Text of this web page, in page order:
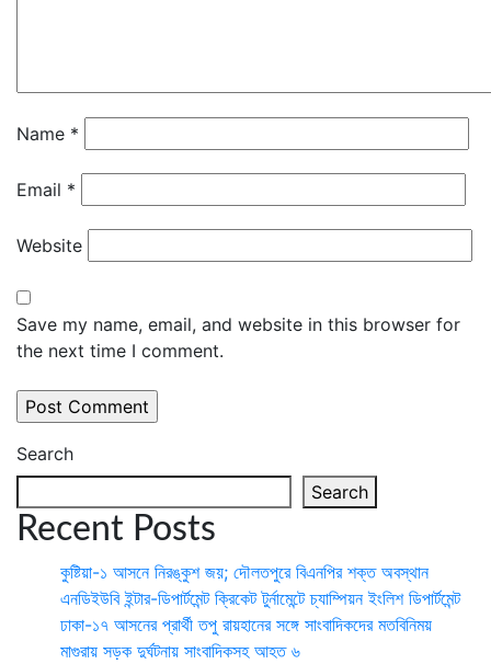
Name *
Email *
Website
Save my name, email, and website in this browser for
the next time I comment.
Search
Search
Recent Posts
কুষ্টিয়া-১ আসনে নিরঙ্কুশ জয়; দৌলতপুরে বিএনপির শক্ত অবস্থান
এনডিইউবি ইন্টার-ডিপার্টমেন্ট ক্রিকেট টুর্নামেন্টে চ্যাম্পিয়ন ইংলিশ ডিপার্টমেন্ট
ঢাকা-১৭ আসনের প্রার্থী তপু রায়হানের সঙ্গে সাংবাদিকদের মতবিনিময়
মাগুরায় সড়ক দুর্ঘটনায় সাংবাদিকসহ আহত ৬